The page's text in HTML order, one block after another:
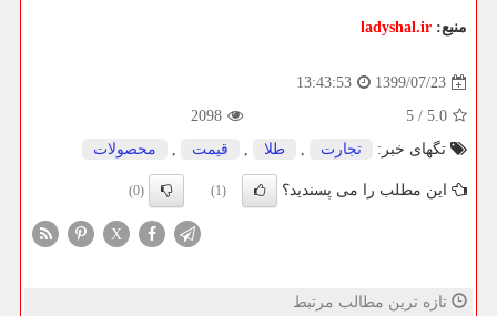
منبع: ladyshal.ir
1399/07/23
13:43:53
5.0
/
5
2098
تگهای خبر:
تجارت , طلا , قیمت , محصولات
این مطلب را می پسندید؟ (1)
(0)
X
تازه ترین مطالب مرتبط